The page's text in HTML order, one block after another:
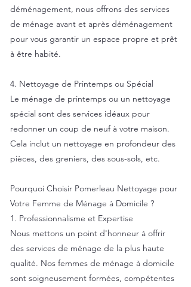
déménagement, nous offrons des services
de ménage avant et après déménagement
pour vous garantir un espace propre et prêt
à être habité.
4. Nettoyage de Printemps ou Spécial
Le ménage de printemps ou un nettoyage
spécial sont des services idéaux pour
redonner un coup de neuf à votre maison.
Cela inclut un nettoyage en profondeur des
pièces, des greniers, des sous-sols, etc.
Pourquoi Choisir Pomerleau Nettoyage pour
Votre Femme de Ménage à Domicile ?
1. Professionnalisme et Expertise
Nous mettons un point d'honneur à offrir
des services de ménage de la plus haute
qualité. Nos femmes de ménage à domicile
sont soigneusement formées, compétentes